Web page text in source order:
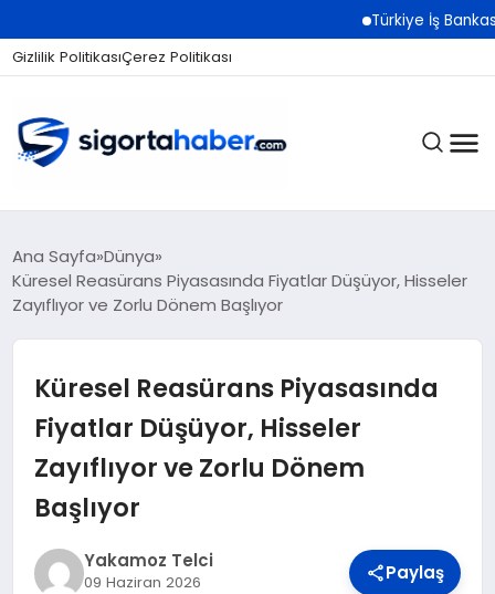
Türkiye İş Bankası
Gizlilik PolitikasıÇerez Politikası
SIGORTA
EKONOMI
DÜNYA
BILIM VE TEKNOLOJI
Ana Sayfa Dünya
Küresel Reasürans Piyasasında Fiyatlar Düşüyor, Hisseler
Zayıflıyor ve Zorlu Dönem Başlıyor
Küresel Reasürans Piyasasında
Fiyatlar Düşüyor, Hisseler
Zayıflıyor ve Zorlu Dönem
Başlıyor
Yakamoz Telci
09 Haziran 2026 Paylaş